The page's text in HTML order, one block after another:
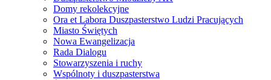
Domy rekolekcyjne
Ora et Labora Duszpasterstwo Ludzi Pracujących
Miasto Świętych
Nowa Ewangelizacja
Rada Dialogu
Stowarzyszenia i ruchy
Wspólnoty i duszpasterstwa